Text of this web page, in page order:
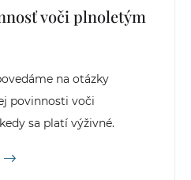
voči plnoletým
na otázky
povinnosti voči
sa platí výživné.